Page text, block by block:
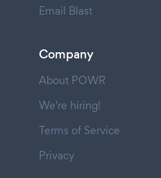
Email Blast
Company
About POWR
We're hiring!
Terms of Service
Privacy